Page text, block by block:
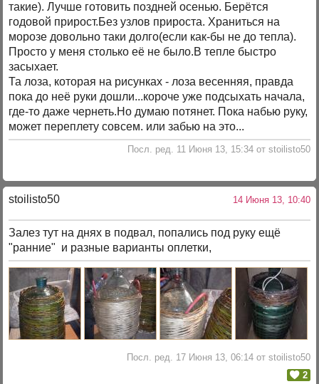
такие). Лучше готовить поздней осенью. Берётся
годовой прирост.Без узлов прироста. Храниться на
морозе довольно таки долго(если как-бы не до тепла).
Просто у меня столько её не было.В тепле быстро
засыхает.
Та лоза, которая на рисунках - лоза весенняя, правда
пока до неё руки дошли...короче уже подсыхать начала,
где-то даже чернеть.Но думаю потянет. Пока набью руку,
может переплету совсем. или забью на это...
Посл. ред. 11 Июня 13, 15:34 от stoilisto50
stoilisto50 14 Июня 13, 10:40
Залез тут на днях в подвал, попались под руку ещё
"ранние" и разные варианты оплетки,
Посл. ред. 17 Июня 13, 06:14 от stoilisto50
2